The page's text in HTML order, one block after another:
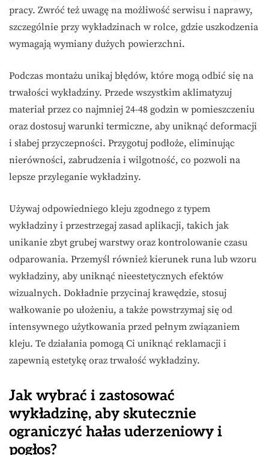
pracy. Zwróć też uwagę na możliwość serwisu i naprawy,
szczególnie przy wykładzinach w rolce, gdzie uszkodzenia
wymagają wymiany dużych powierzchni.
Podczas montażu unikaj błędów, które mogą odbić się na
trwałości wykładziny. Przede wszystkim aklimatyzuj
materiał przez co najmniej 24-48 godzin w pomieszczeniu
oraz dostosuj warunki termiczne, aby uniknąć deformacji
i słabej przyczepności. Przygotuj podłoże, eliminując
nierówności, zabrudzenia i wilgotność, co pozwoli na
lepsze przyleganie wykładziny.
Używaj odpowiedniego kleju zgodnego z typem
wykładziny i przestrzegaj zasad aplikacji, takich jak
unikanie zbyt grubej warstwy oraz kontrolowanie czasu
odparowania. Przemyśl również kierunek runa lub wzoru
wykładziny, aby uniknąć nieestetycznych efektów
wizualnych. Dokładnie przycinaj krawędzie, stosuj
wałkowanie po ułożeniu, a także powstrzymaj się od
intensywnego użytkowania przed pełnym związaniem
kleju. Te działania pomogą Ci uniknąć reklamacji i
zapewnią estetykę oraz trwałość wykładziny.
Jak wybrać i zastosować
wykładzinę, aby skutecznie
ograniczyć hałas uderzeniowy i
pogłos?